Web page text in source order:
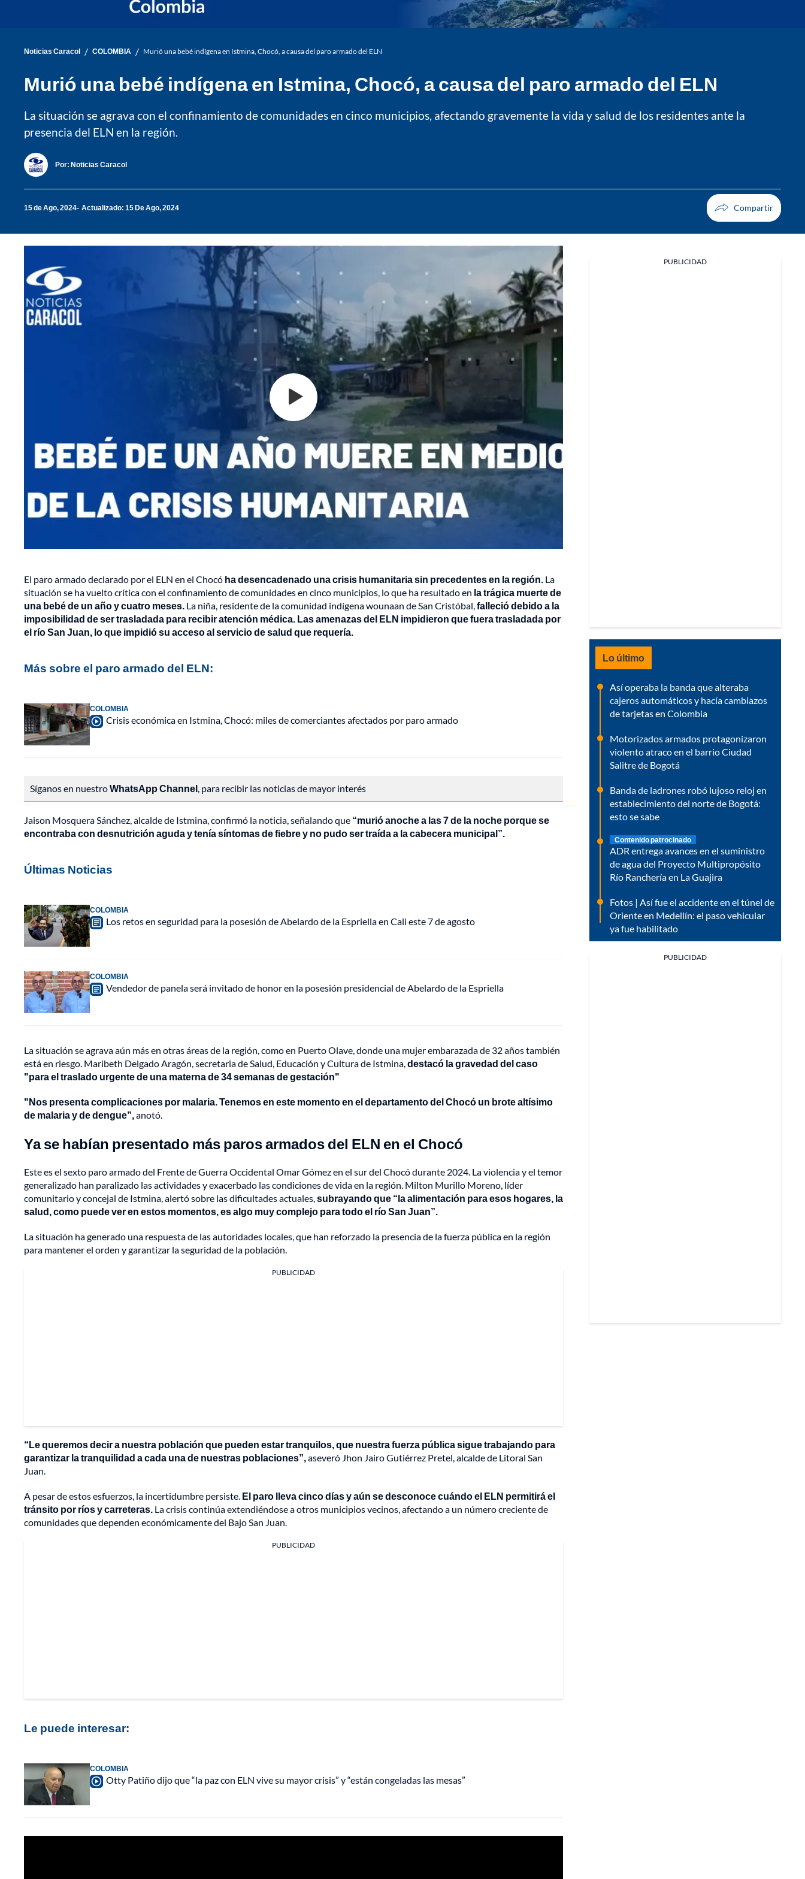
Noticias Caracol / COLOMBIA / Murió una bebé indígena en Istmina, Chocó, a causa del paro armado del ELN
Murió una bebé indígena en Istmina, Chocó, a causa del paro armado del ELN
La situación se agrava con el confinamiento de comunidades en cinco municipios, afectando gravemente la vida y salud de los residentes ante la
presencia del ELN en la región.
Por: Noticias Caracol
15 de Ago, 2024 Actualizado: 15 De Ago, 2024
El paro armado declarado por el ELN en el Chocó ha desencadenado una crisis humanitaria sin precedentes en la región. La
situación se ha vuelto crítica con el confinamiento de comunidades en cinco municipios, lo que ha resultado en la trágica muerte de
una bebé de un año y cuatro meses. La niña, residente de la comunidad indígena wounaan de San Cristóbal,falleció debido a la
imposibilidad de ser trasladada para recibir atención médica. Las amenazas del ELN impidieron que fuera trasladada por
el río San Juan, lo que impidió su acceso al servicio de salud que requería.
Más sobre el paro armado del ELN:
COLOMBIA
Crisis económica en Istmina, Chocó: miles de comerciantes afectados por paro armado
Síganos en nuestroWhatsApp Channel, para recibir las noticias de mayor interés
Jaison Mosquera Sánchez, alcalde de Istmina, confirmó la noticia, señalando que “murió anoche a las 7 de la noche porque se
encontraba con desnutrición aguda y tenía síntomas de fiebre y no pudo ser traída a la cabecera municipal”.
Últimas Noticias
COLOMBIA
Los retos en seguridad para la posesión de Abelardo de la Espriella en Cali este 7 de agosto
COLOMBIA
Vendedor de panela será invitado de honor en la posesión presidencial de Abelardo de la Espriella
La situación se agrava aún más en otras áreas de la región, como en Puerto Olave, donde una mujer embarazada de 32 años también
está en riesgo. Maribeth Delgado Aragón, secretaria de Salud, Educación y Cultura de Istmina,destacó la gravedad del caso
"para el traslado urgente de una materna de 34 semanas de gestación"
"Nos presenta complicaciones por malaria. Tenemos en este momento en el departamento del Chocó un brote altísimo
de malaria y de dengue”,anotó.
Ya se habían presentado más paros armados del ELN en el Chocó
Este es el sexto paro armado del Frente de Guerra Occidental Omar Gómez en el sur del Chocó durante 2024. La violencia y el temor
generalizado han paralizado las actividades y exacerbado las condiciones de vida en la región. Milton Murillo Moreno, líder
comunitario y concejal de Istmina, alertó sobre las dificultades actuales,subrayando que “la alimentación para esos hogares, la
salud, como puede ver en estos momentos, es algo muy complejo para todo el río San Juan”.
La situación ha generado una respuesta de las autoridades locales, que han reforzado la presencia de la fuerza pública en la región
para mantener el orden y garantizar la seguridad de la población.
PUBLICIDAD
“Le queremos decir a nuestra población que pueden estar tranquilos, que nuestra fuerza pública sigue trabajando para
garantizar la tranquilidad a cada una de nuestras poblaciones”,aseveró Jhon Jairo Gutiérrez Pretel, alcalde de Litoral San
Juan.
A pesar de estos esfuerzos, la incertidumbre persiste. El paro lleva cinco días y aún se desconoce cuándo el ELN permitirá el
tránsito por ríos y carreteras. La crisis continúa extendiéndose a otros municipios vecinos, afectando a un número creciente de
comunidades que dependen económicamente del Bajo San Juan.
PUBLICIDAD
Le puede interesar:
COLOMBIA
Otty Patiño dijo que “la paz con ELN vive su mayor crisis” y “están congeladas las mesas”
PUBLICIDAD
Lo último
Así operaba la banda que alteraba
cajeros automáticos y hacía cambiazos
de tarjetas en Colombia
Motorizados armados protagonizaron
violento atraco en el barrio Ciudad
Salitre de Bogotá
Banda de ladrones robó lujoso reloj en
establecimiento del norte de Bogotá:
esto se sabe
Contenido patrocinado
ADR entrega avances en el suministro
de agua del Proyecto Multipropósito
Río Ranchería en La Guajira
Fotos | Así fue el accidente en el túnel de
Oriente en Medellín: el paso vehicular
ya fue habilitado
PUBLICIDAD